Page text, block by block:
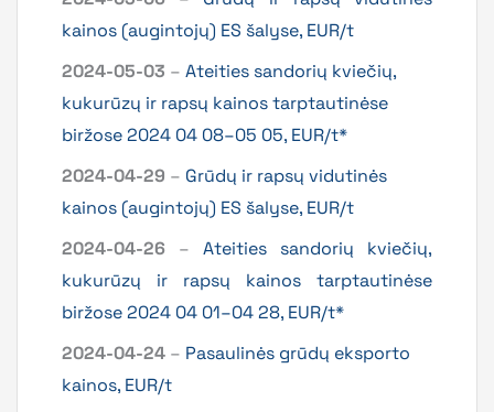
kainos (augintojų) ES šalyse, EUR/t
2024-05-03 – Ateities sandorių kviečių,
kukurūzų ir rapsų kainos tarptautinėse
biržose 2024 04 08–05 05, EUR/t*
2024-04-29 – Grūdų ir rapsų vidutinės
kainos (augintojų) ES šalyse, EUR/t
2024-04-26 – Ateities sandorių kviečių,
kukurūzų ir rapsų kainos tarptautinėse
biržose 2024 04 01–04 28, EUR/t*
2024-04-24 – Pasaulinės grūdų eksporto
kainos, EUR/t